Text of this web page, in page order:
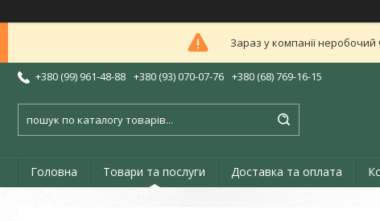
Зараз у компанії
+380 (99) 961-48-88 +380 (93) 070-07-76 +380 (68) 769-16-15
Головна Товари та послуги Доставка та оплата